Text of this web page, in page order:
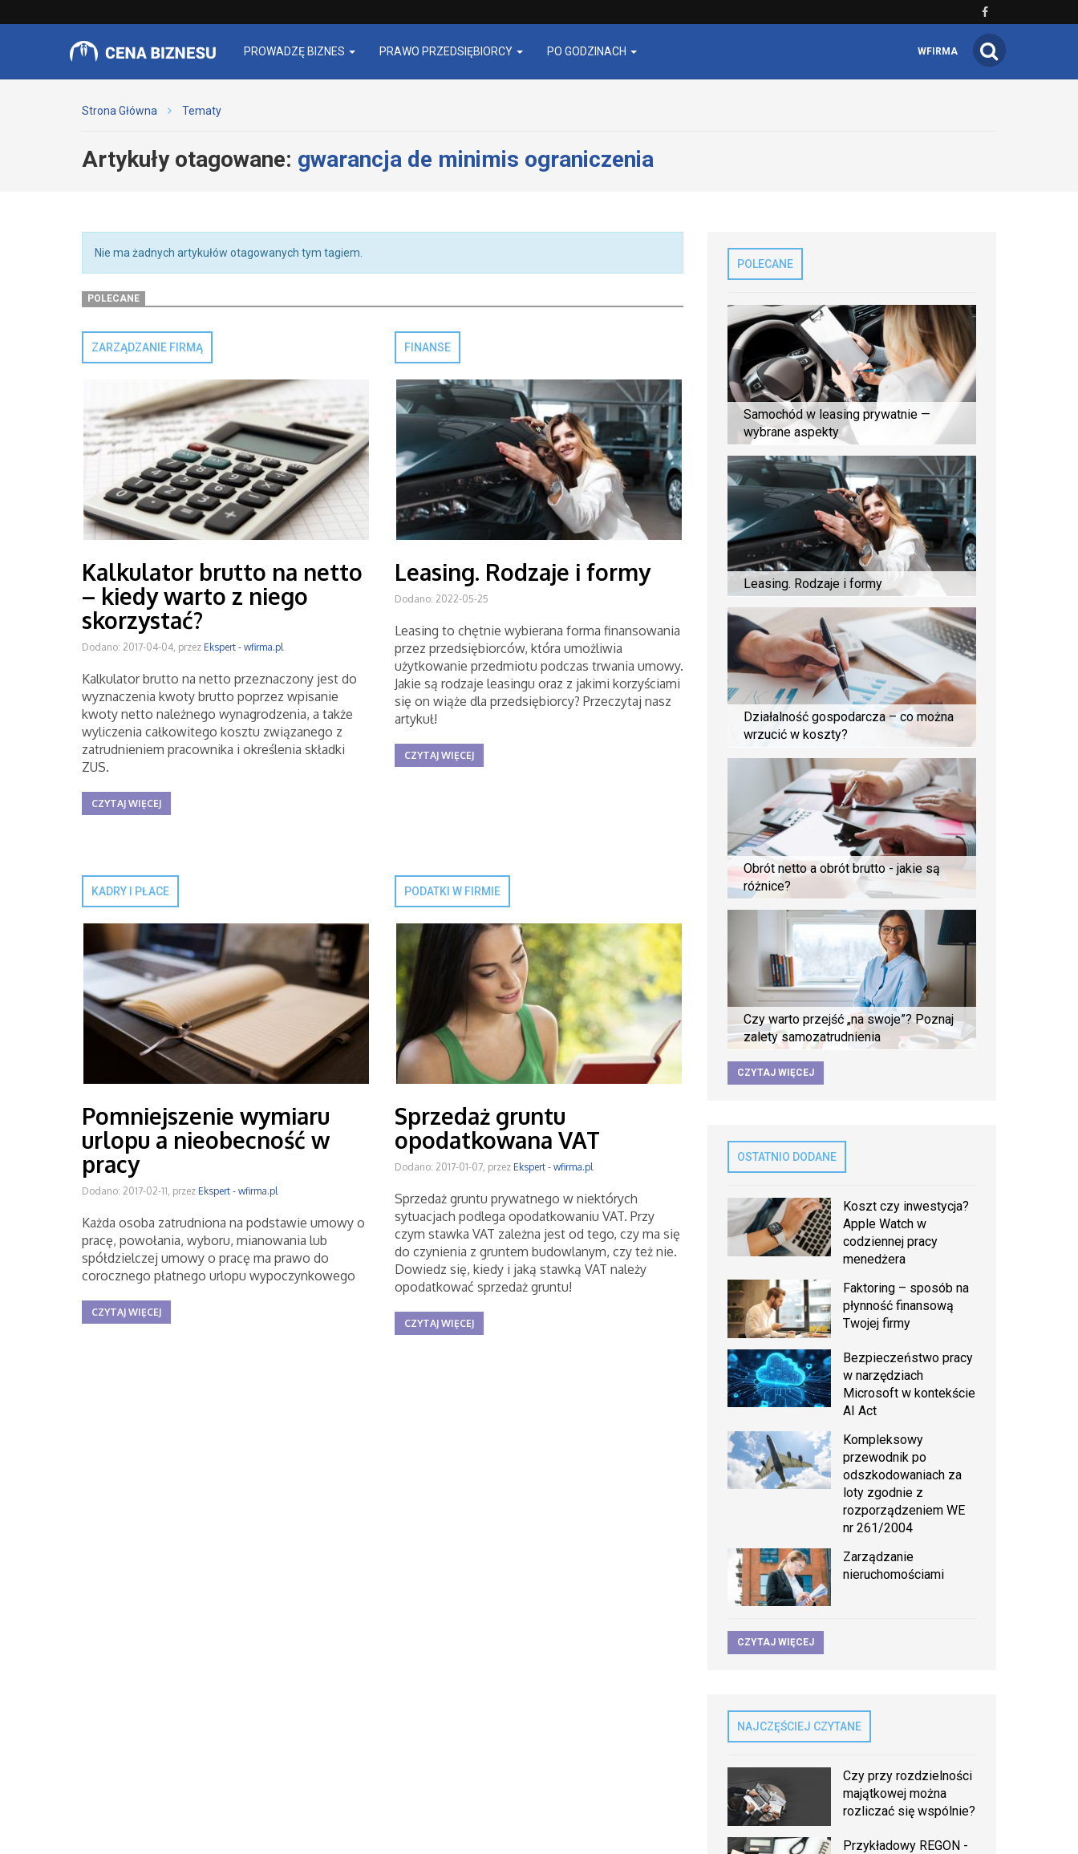
PROWADZĘ BIZNES PRAWO PRZEDSIĘBIORCY PO GODZINACH WFIRMA
Strona Główna Tematy
Artykuły otagowane: gwarancja de minimis ograniczenia
Nie ma żadnych artykułów otagowanych tym tagiem.
POLECANE
ZARZĄDZANIE FIRMĄ
Kalkulator brutto na netto
– kiedy warto z niego
skorzystać?
Dodano: 2017-04-04, przez Ekspert - wfirma.pl
Kalkulator brutto na netto przeznaczony jest do
wyznaczenia kwoty brutto poprzez wpisanie
kwoty netto należnego wynagrodzenia, a także
wyliczenia całkowitego kosztu związanego z
zatrudnieniem pracownika i określenia składki
ZUS.
CZYTAJ WIĘCEJ
FINANSE
Leasing. Rodzaje i formy
Dodano: 2022-05-25
Leasing to chętnie wybierana forma finansowania
przez przedsiębiorców, która umożliwia
użytkowanie przedmiotu podczas trwania umowy.
Jakie są rodzaje leasingu oraz z jakimi korzyściami
się on wiąże dla przedsiębiorcy? Przeczytaj nasz
artykuł!
CZYTAJ WIĘCEJ
KADRY I PŁACE
Pomniejszenie wymiaru
urlopu a nieobecność w
pracy
Dodano: 2017-02-11, przez Ekspert - wfirma.pl
Każda osoba zatrudniona na podstawie umowy o
pracę, powołania, wyboru, mianowania lub
spółdzielczej umowy o pracę ma prawo do
corocznego płatnego urlopu wypoczynkowego
CZYTAJ WIĘCEJ
PODATKI W FIRMIE
Sprzedaż gruntu
opodatkowana VAT
Dodano: 2017-01-07, przez Ekspert - wfirma.pl
Sprzedaż gruntu prywatnego w niektórych
sytuacjach podlega opodatkowaniu VAT. Przy
czym stawka VAT zależna jest od tego, czy ma się
do czynienia z gruntem budowlanym, czy też nie.
Dowiedz się, kiedy i jaką stawką VAT należy
opodatkować sprzedaż gruntu!
CZYTAJ WIĘCEJ
POLECANE
Samochód w leasing prywatnie —
wybrane aspekty
Leasing. Rodzaje i formy
Działalność gospodarcza – co można
wrzucić w koszty?
Obrót netto a obrót brutto - jakie są
różnice?
Czy warto przejść „na swoje”? Poznaj
zalety samozatrudnienia
CZYTAJ WIĘCEJ
OSTATNIO DODANE
Koszt czy inwestycja?
Apple Watch w
codziennej pracy
menedżera
Faktoring – sposób na
płynność finansową
Twojej firmy
Bezpieczeństwo pracy
w narzędziach
Microsoft w kontekście
AI Act
Kompleksowy
przewodnik po
odszkodowaniach za
loty zgodnie z
rozporządzeniem WE
nr 261/2004
Zarządzanie
nieruchomościami
CZYTAJ WIĘCEJ
NAJCZĘŚCIEJ CZYTANE
Czy przy rozdzielności
majątkowej można
rozliczać się wspólnie?
Przykładowy REGON -